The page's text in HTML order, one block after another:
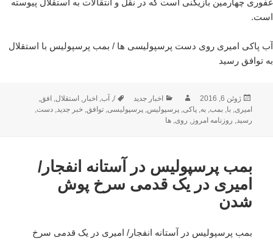
است.
آب پاکی امیری روی دست پرسپولیسی ها / بمب پرسپولیس با استقلال
به توافق رسید
ارسال
شده
در
ژوئن 6, 2016 نویسندهدسته‌ها
اخبار جدید برچسب‌ها
/
, آب, اخبار, استقلال, افق,
امیری,با,بمب,به,پاکی,پرسپولیس,پرسپولیسی,توافق,خبر جدید,دست,
رسید, روزنامه امروز, روی,ها
بمب پرسپولیس در آستانه انفجار/
امیری در یک قدمی سرخ پوش
شدن
بمب پرسپولیس در آستانه انفجار/ امیری در یک قدمی سرخ